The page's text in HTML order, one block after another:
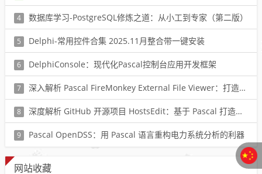
阅读：2122
4 数据库学习-PostgreSQL修炼之道：从小工到专家（第二版）
5 Delphi-常用控件合集 2025.11月整合带一键安装
阅读：1764
6 DelphiConsole：现代化Pascal控制台应用开发框架
阅读：417
7 深入解析 Pascal FireMonkey External File Viewer：打造万能文档预览功能的终极指南与实战代码示例
阅读：636
8 深度解析 GitHub 开源项目 HostsEdit：基于 Pascal 打造的高效 hosts 文件管理工具，告别手动编辑错误，一键优化网络映射，开发者与极客不可错过的系统运维神器
阅读：303
9 Pascal OpenDSS：用 Pascal 语言重构电力系统分析的利器
阅读：190
网站收藏